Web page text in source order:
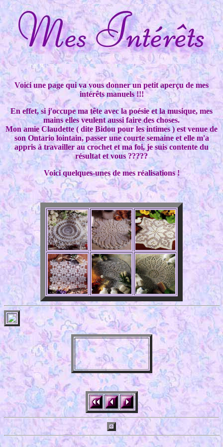
Voici une page qui va vous donner un petit aperçu de mes
intérêts manuels !!!
En effet, si j'occupe ma tête avec la poésie et la musique, mes
mains elles veulent aussi faire des choses.
Mon amie Claudette ( dite Bidou pour les intimes ) est venue de
son Ontario lointain, passer une courte semaine et elle m'a
appris à travailler au crochet et ma foi, je suis contente du
résultat et vous ?????
Voici quelques-unes de mes réalisations !